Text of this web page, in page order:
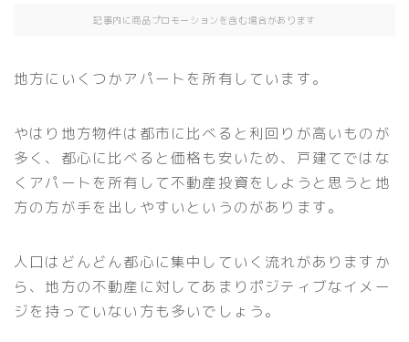
賃貸トラブル
記事内に商品プロモーションを含む場合があります
地方にいくつかアパートを所有しています。
やはり地方物件は都市に比べると利回りが高いものが
多く、都心に比べると価格も安いため、戸建てではな
くアパートを所有して不動産投資をしようと思うと地
方の方が手を出しやすいというのがあります。
人口はどんどん都心に集中していく流れがありますか
ら、地方の不動産に対してあまりポジティブなイメー
ジを持っていない方も多いでしょう。